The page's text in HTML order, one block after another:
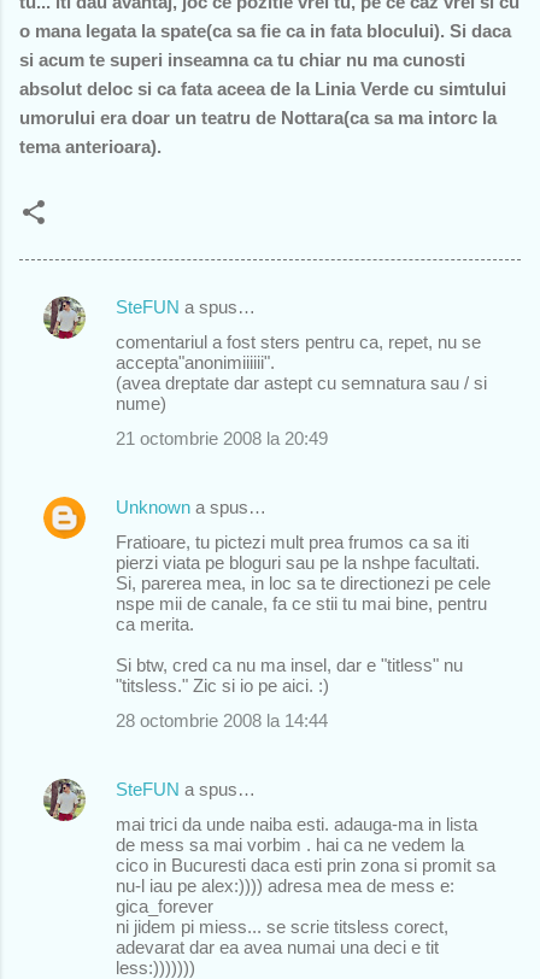
o mana legata la spate(ca sa fie ca in fata blocului). Si daca
si acum te superi inseamna ca tu chiar nu ma cunosti
absolut deloc si ca fata aceea de la Linia Verde cu simtului
umorului era doar un teatru de Nottara(ca sa ma intorc la
tema anterioara).
C
a
SteFUN a spus…
comentariul a fost sters pentru ca, repet, nu se
accepta"anonimiiiiii".
(avea dreptate dar astept cu semnatura sau / si
nume)
21 octombrie 2008 la 20:49
Unknown a spus…
Fratioare, tu pictezi mult prea frumos ca sa iti
pierzi viata pe bloguri sau pe la nshpe facultati.
Si, parerea mea, in loc sa te directionezi pe cele
nspe mii de canale, fa ce stii tu mai bine, pentru
ca merita.
Si btw, cred ca nu ma insel, dar e "titless" nu
"titsless." Zic si io pe aici. :)
28 octombrie 2008 la 14:44
SteFUN a spus…
mai trici da unde naiba esti. adauga-ma in lista
de mess sa mai vorbim . hai ca ne vedem la
cico in Bucuresti daca esti prin zona si promit sa
nu-l iau pe alex:)))) adresa mea de mess e:
gica_forever
ni jidem pi miess... se scrie titsless corect,
adevarat dar ea avea numai una deci e tit
less:)))))))